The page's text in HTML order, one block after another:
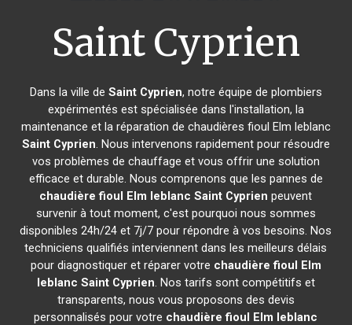
Saint Cyprien
Dans la ville de Saint Cyprien, notre équipe de plombiers
expérimentés est spécialisée dans l'installation, la
maintenance et la réparation de chaudières fioul Elm leblanc
Saint Cyprien. Nous intervenons rapidement pour résoudre
vos problèmes de chauffage et vous offrir une solution
efficace et durable. Nous comprenons que les pannes de
chaudière fioul Elm leblanc Saint Cyprien peuvent
survenir à tout moment, c'est pourquoi nous sommes
disponibles 24h/24 et 7j/7 pour répondre à vos besoins. Nos
techniciens qualifiés interviennent dans les meilleurs délais
pour diagnostiquer et réparer votre chaudière fioul Elm
leblanc Saint Cyprien. Nos tarifs sont compétitifs et
transparents, nous vous proposons des devis
personnalisés pour votre chaudière fioul Elm leblanc